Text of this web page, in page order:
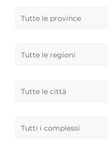
Tutte le province
Tutte le regioni
Tutte le città
Tutti i complessi